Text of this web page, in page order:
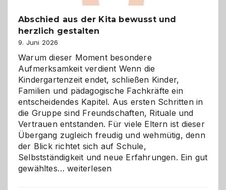
Abschied aus der Kita bewusst und
herzlich gestalten
9. Juni 2026
Warum dieser Moment besondere
Aufmerksamkeit verdient Wenn die
Kindergartenzeit endet, schließen Kinder,
Familien und pädagogische Fachkräfte ein
entscheidendes Kapitel. Aus ersten Schritten in
die Gruppe sind Freundschaften, Rituale und
Vertrauen entstanden. Für viele Eltern ist dieser
Übergang zugleich freudig und wehmütig, denn
der Blick richtet sich auf Schule,
Selbstständigkeit und neue Erfahrungen. Ein gut
gewähltes…Abschied
weiterlesen